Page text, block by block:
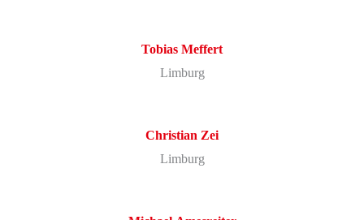
Tobias Meffert
Limburg
Christian Zei
Limburg